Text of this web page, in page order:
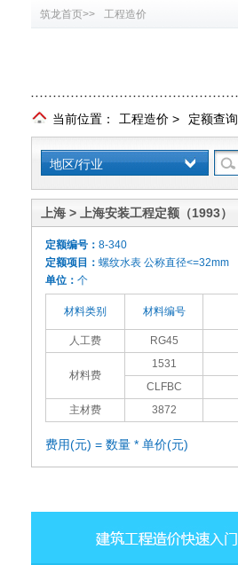
筑龙首页>> 工程造价
当前位置： 工程造价 > 定额查询
地区/行业
上海 > 上海安装工程定额（1993）
定额编号： 8-340
定额项目： 螺纹水表 公称直径<=32mm
单位： 个
材料类别 材料编号
人工费 RG45
材料费
1531
CLFBC
主材费
3872
费用(元) = 数量 * 单价(元)